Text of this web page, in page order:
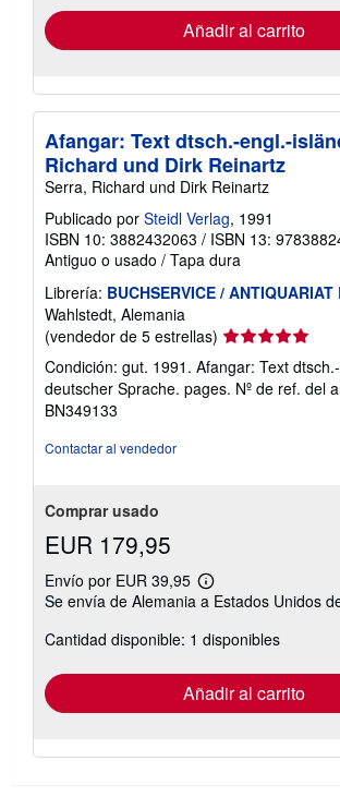
envío
Añadir al carrito
Afangar: Text dtsch.-engl.-
Richard und Dirk Reinartz
Serra, Richard und Dirk Reinartz
Publicado por Steidl Verlag, 1991
ISBN 10: 3882432063 / ISBN 13:
Antiguo o usado / Tapa dura
Librería: BUCHSERVICE /
Wahlstedt, Alemania
(vendedor de 5 estrellas) Calificación
vendedor:
5
Condición: gut. 1991. Afangar: Text
deutscher Sprache. pages. Nº de ref. del
BN349133
Contactar al vendedor
Comprar usado
EUR 179,95
Envío por EUR 39,95
Más
información
las
tarifas
envío
Se envía de Alemania a Estados Unidos
Cantidad disponible: 1 disponibles
Añadir al carrito